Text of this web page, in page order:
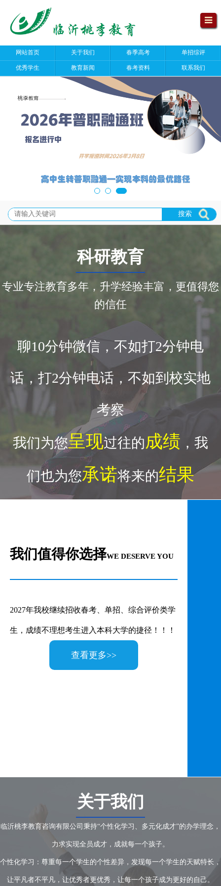
网站首页 关于我们 春季高考 单招综评
优秀学生 教育新闻 春考资料 联系我们
搜索
科研教育
专业专注教育多年，升学经验丰富，更值得您
的信任
聊10分钟微信，不如打2分钟电
话，打2分钟电话，不如到校实地
考察
我们为您呈现过往的成绩 ，我
们也为您承诺将来的结果
我们值得你选择WE DESERVE YOU
2027年我校继续招收春考、单招、综合评价类学
生，成绩不理想考生进入本科大学的捷径！！！
查看更多>>
关于我们
临沂桃李教育咨询有限公司秉持“个性化学习、多元化成才”的办学理念，
力求实现全员成才，成就每一个孩子。
个性化学习：尊重每一个学生的个性差异，发现每一个学生的天赋特长，
让平凡者不平凡，让优秀者更优秀，让每一个孩子成为更好的自己。